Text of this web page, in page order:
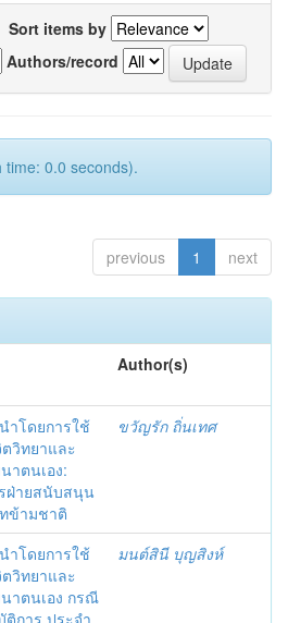
Sort items by
Authors/record
time: 0.0 seconds).
previous 1 next
Author(s)
ำโดยการใช้
วิทยาและ
าตนเอง:
ฝ่ายสนับสนุน
ข้ามชาติ
ขวัญรัก ถิ่นเทศ
ำโดยการใช้
วิทยาและ
าตนเอง กรณี
การ ประจำ
มนต์สินี บุญสิงห์